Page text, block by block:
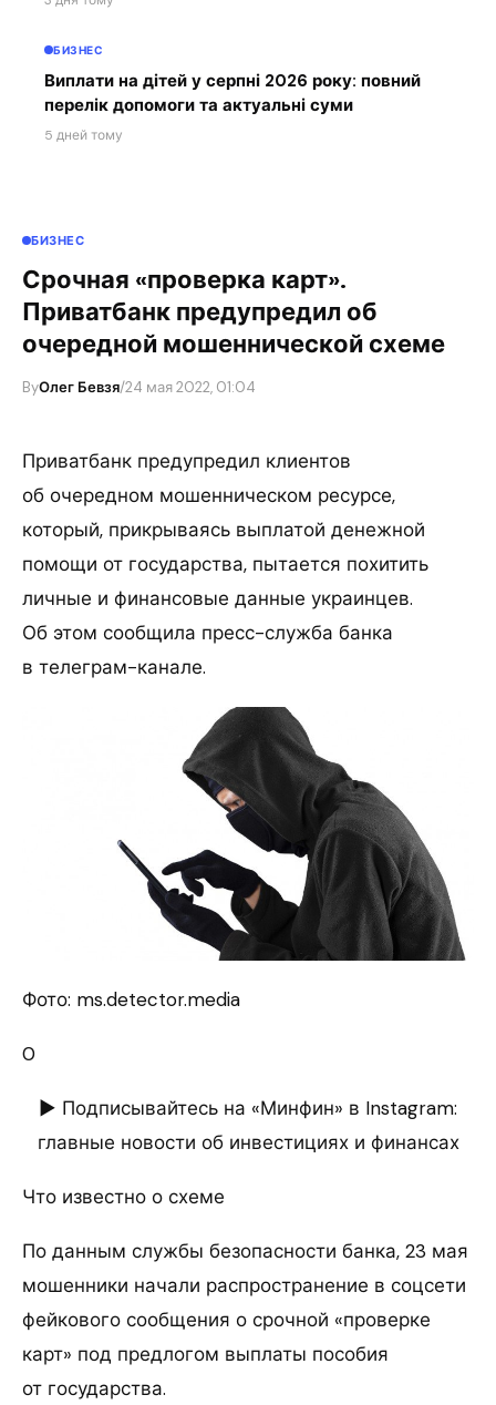
БИЗНЕС
Виплати на дітей у серпні 2026 року: повний
перелік допомоги та актуальні суми
5 дней тому
БИЗНЕС
Срочная «проверка карт».
Приватбанк предупредил об
очередной мошеннической схеме
ByОлег Бевзя/24 мая 2022, 01:04
Приватбанк предупредил клиентов
об очередном мошенническом ресурсе,
который, прикрываясь выплатой денежной
помощи от государства, пытается похитить
личные и финансовые данные украинцев.
Об этом сообщила пресс-служба банка
в телеграм-канале.
Фото: ms.detector.media
0
► Подписывайтесь на «Минфин» в Instagram:
главные новости об инвестициях и финансах
Что известно о схеме
По данным службы безопасности банка, 23 мая
мошенники начали распространение в соцсети
фейкового сообщения о срочной «проверке
карт» под предлогом выплаты пособия
от государства.